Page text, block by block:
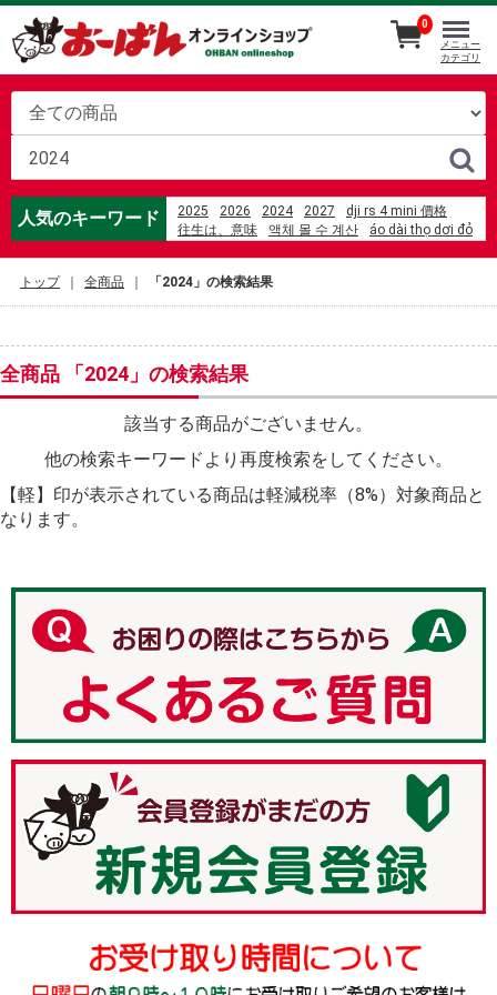
人気のキーワード 2025 2026 2024 2027
dji rs 4 mini 價格
往生は、意味
액체 몰 수 계산
áo dài thọ dơi đỏ
chi%E1%BB%81u cao
https%3A%2F%2Fsalla.sa%2Fwhzfini
motricidad definicion para ni%C3%B1os
%D1%84%D0%B8%D0%BB%D0%B8%D0%BF
%D1%81%D1%82%D1%80%D0%B5%D0%BD%D0%B4
mili the death of lactose intolerant
%C4%91%E1%BB%87m gi%E1%BA%A3m
ch%E1%BA%A5n
0
メニュー
カテゴリ
トップ 全商品 「2024」の検索結果
全商品 「2024」の検索結果
該当する商品がございません。
他の検索キーワードより再度検索をしてください。
【軽】印が表示されている商品は軽減税率（8%）対象商品と
なります。